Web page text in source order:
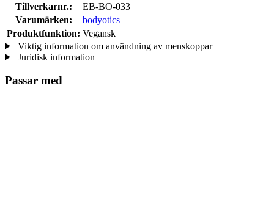
Tillverkarnr.:
EB-BO-033
Varumärken:
bodyotics
Produktfunktion: Vegansk
Viktig information om användning av menskoppar
Juridisk information
Passar med